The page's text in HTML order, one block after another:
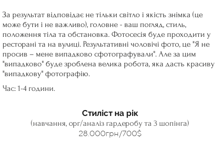
За результат відповідає не тільки світло і якість знімка (це
може бути і не важливо), головне - ваш погляд, стиль,
положення тіла та обстановка. Фотосесія буде проходити у
ресторані та на вулиці. Результативні чоловічі фото, це "Я не
просив – мене випадково сфотографували". Але за цим
"випадково" буде зроблена велика робота, яка дасть красиву
"випадкову" фотографію.
Час: 1-4 години.
Стиліст на рік
(навчання, орг/аналіз гардеробу та 3 шопінга)
28.000грн/700$